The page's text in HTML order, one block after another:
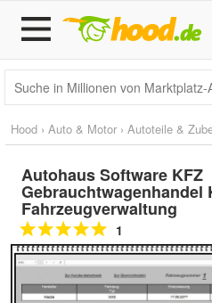
Hood › Auto & Motor › Autoteile &
Autohaus Software KFZ
Gebrauchtwagenhandel
Fahrzeugverwaltung
1